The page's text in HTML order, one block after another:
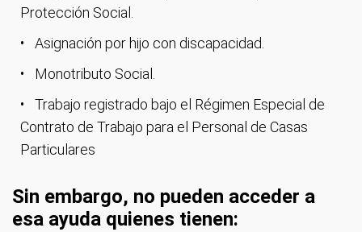
Protección Social.
Asignación por hijo con discapacidad.
Monotributo Social.
Trabajo registrado bajo el Régimen Especial de
Contrato de Trabajo para el Personal de Casas
Particulares
Sin embargo, no pueden acceder a
esa ayuda quienes tienen: